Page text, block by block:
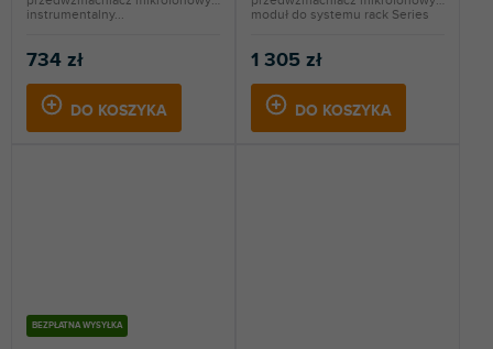
734 zł
DO KOSZYKA
instrumentalny...
1 305 zł
DO KOSZYKA
moduł do systemu rack Series
BEZPŁATNA WYSYŁKA